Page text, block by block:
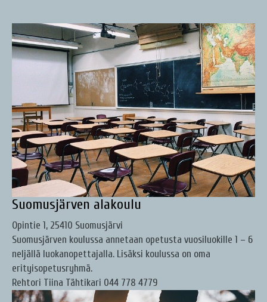
Suomusjärven alakoulu
Opintie 1, 25410 Suomusjärvi
Suomusjärven koulussa annetaan opetusta vuosiluokille 1 – 6
neljällä luokanopettajalla. Lisäksi koulussa on oma
erityisopetusryhmä.
Rehtori Tiina Tähtikari 044 778 4779